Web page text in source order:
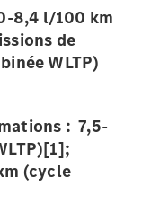
8,4 l/100 km
de
WLTP)
: 7,5-
(cycle